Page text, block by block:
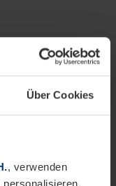
Über Cookies
, verwenden